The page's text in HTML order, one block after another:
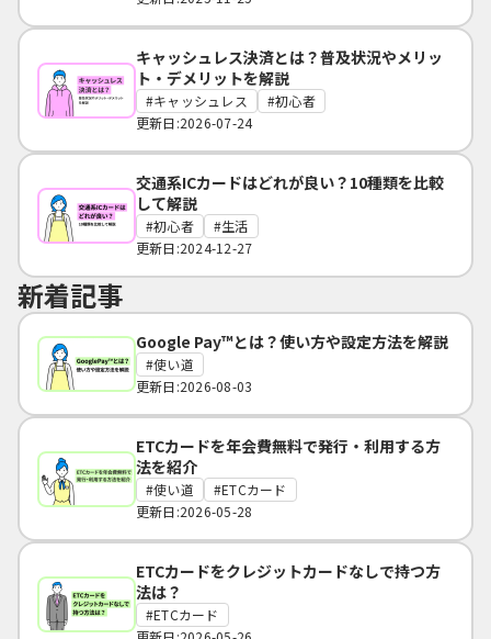
キャッシュレス決済とは？普及状況やメリッ
ト・デメリットを解説
キャッシュレス
初心者
更新日:2026-07-24
交通系ICカードはどれが良い？10種類を比較
して解説
初心者
生活
更新日:2024-12-27
新着記事
Google Pay™とは？使い方や設定方法を解説
使い道
更新日:2026-08-03
ETCカードを年会費無料で発行・利用する方
法を紹介
使い道
ETCカード
更新日:2026-05-28
ETCカードをクレジットカードなしで持つ方
法は？
ETCカード